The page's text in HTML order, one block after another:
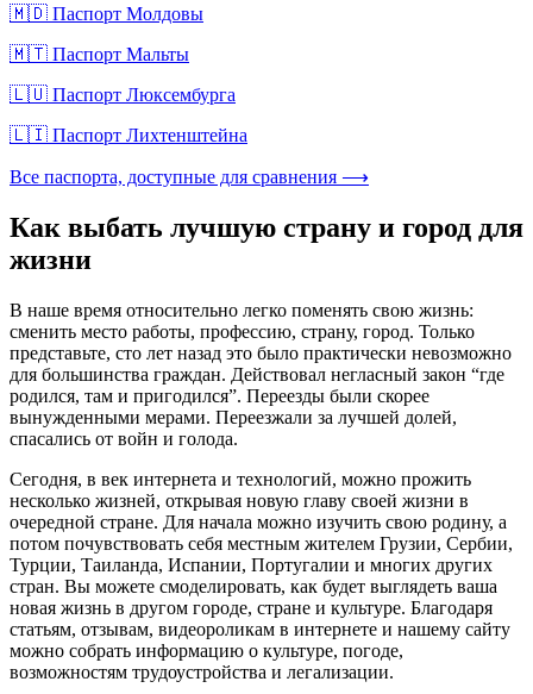
🇲🇩 Паспорт Молдовы
🇲🇹 Паспорт Мальты
🇱🇺 Паспорт Люксембурга
🇱🇮 Паспорт Лихтенштейна
Все паспорта, доступные для сравнения ⟶
Как выбать лучшую страну и город для
жизни
В наше время относительно легко поменять свою жизнь:
сменить место работы, профессию, страну, город. Только
представьте, сто лет назад это было практически невозможно
для большинства граждан. Действовал негласный закон “где
родился, там и пригодился”. Переезды были скорее
вынужденными мерами. Переезжали за лучшей долей,
спасались от войн и голода.
Сегодня, в век интернета и технологий, можно прожить
несколько жизней, открывая новую главу своей жизни в
очередной стране. Для начала можно изучить свою родину, а
потом почувствовать себя местным жителем Грузии, Сербии,
Турции, Таиланда, Испании, Португалии и многих других
стран. Вы можете смоделировать, как будет выглядеть ваша
новая жизнь в другом городе, стране и культуре. Благодаря
статьям, отзывам, видеороликам в интернете и нашему сайту
можно собрать информацию о культуре, погоде,
возможностям трудоустройства и легализации.